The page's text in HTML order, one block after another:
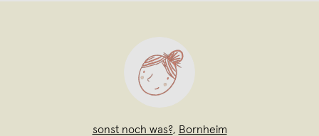
sonst noch was?, Bornheim